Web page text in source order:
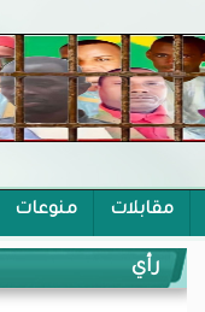
مقابلات منوعات
رأي